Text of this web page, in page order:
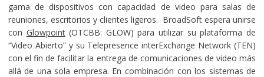
gama de dispositivos con capacidad de video para salas de
reuniones, escritorios y clientes ligeros. BroadSoft espera unirse
con Glowpoint(OTCBB: GLOW) para utilizar su plataforma de
“Video Abierto” y su Telepresence interExchange Network (TEN)
con el fin de facilitar la entrega de comunicaciones de video más
allá de una sola empresa. En combinación con los sistemas de